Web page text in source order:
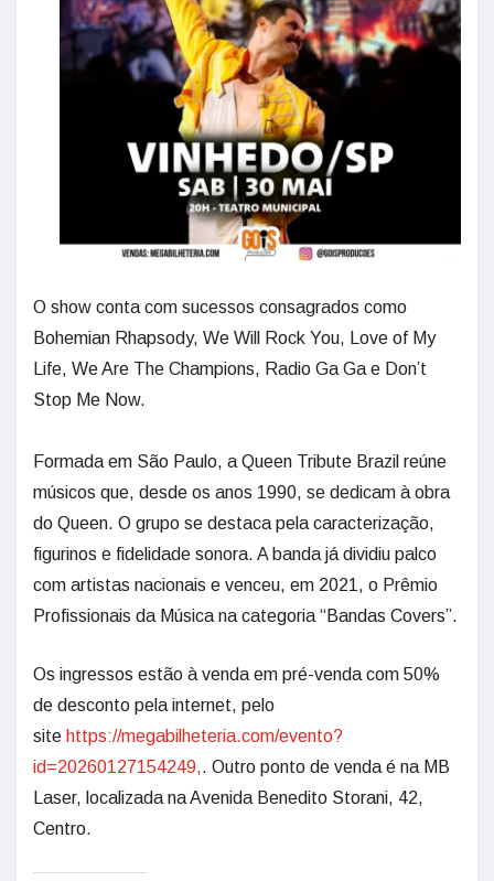
O show conta com sucessos consagrados como
Bohemian Rhapsody, We Will Rock You, Love of My
Life, We Are The Champions, Radio Ga Ga e Don’t
Stop Me Now.
Formada em São Paulo, a Queen Tribute Brazil reúne
músicos que, desde os anos 1990, se dedicam à obra
do Queen. O grupo se destaca pela caracterização,
figurinos e fidelidade sonora. A banda já dividiu palco
com artistas nacionais e venceu, em 2021, o Prêmio
Profissionais da Música na categoria “Bandas Covers”.
Os ingressos estão à venda em pré-venda com 50%
de desconto pela internet, pelo
site https://megabilheteria.com/evento?
id=20260127154249,. Outro ponto de venda é na MB
Laser, localizada na Avenida Benedito Storani, 42,
Centro.